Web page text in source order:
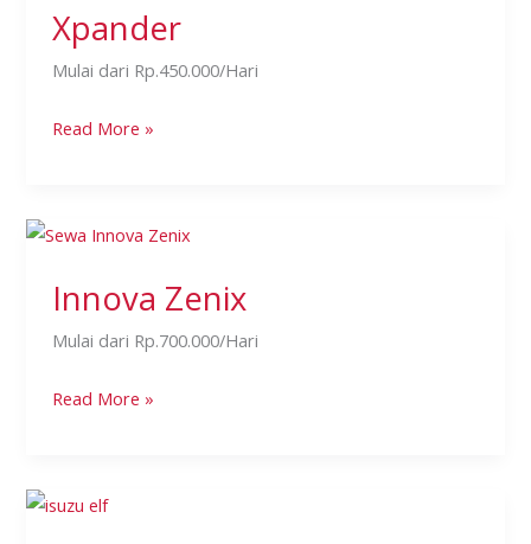
Xpander
Mulai dari Rp.450.000/Hari
Read More »
Innova Zenix
Mulai dari Rp.700.000/Hari
Innova
Read More »
Isuzu